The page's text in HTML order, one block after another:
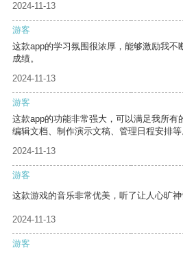
2024-11-13
游客
这款app的学习氛围很浓厚，能够激励我不
成绩。
2024-11-13
游客
这款app的功能非常强大，可以满足我所有
编辑文档、制作演示文稿、管理日程安排等
2024-11-13
游客
这款游戏的音乐非常优美，听了让人心旷神
2024-11-13
游客